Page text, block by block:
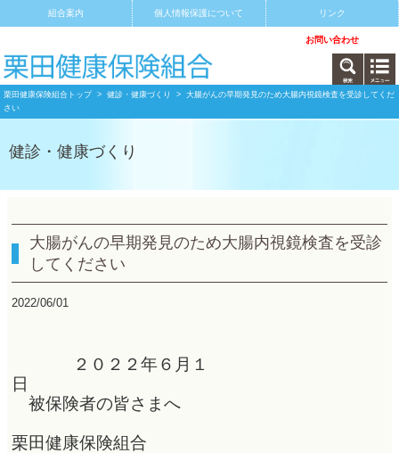
組合案内 個人情報保護について リンク
お問い合わせ
栗田健康保険組合トップ> 健診・健康づくり
> 大腸がんの早期発見のため大腸内視鏡検査を受診してくだ
さい
健診・健康づくり
大腸がんの早期発見のため大腸内視鏡検査を受診
してください
2022/06/01
２０２２年６月１
被保険者の皆さまへ
栗田健康保険組合